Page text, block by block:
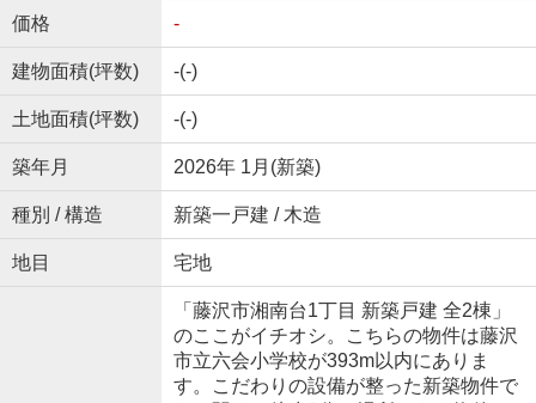
価格 -
建物面積(坪数) -(-)
土地面積(坪数) -(-)
築年月 2026年 1月(新築)
種別 / 構造 新築一戸建 / 木造
地目 宅地
「藤沢市湘南台1丁目 新築戸建 全2棟」
のここがイチオシ。こちらの物件は藤沢
市立六会小学校が393m以内にありま
す。こだわりの設備が整った新築物件で